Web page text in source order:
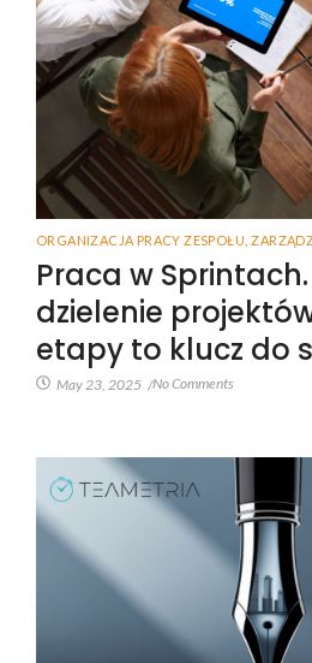
ORGANIZACJA PRACY ZESPOŁU
Praca w
dzielenie
etapy to klucz do
May 23, 2025 /No Comments